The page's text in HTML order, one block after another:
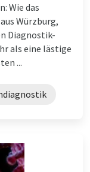
Wie das
Würzburg,
Diagnostik-
als eine lästige
...